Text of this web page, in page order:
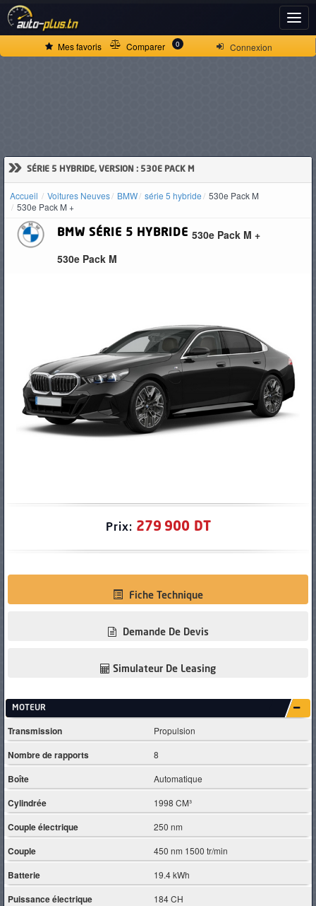
Connexion
Mes favoris Comparer 0
» SÉRIE 5 HYBRIDE, VERSION : 530E PACK M
Accueil Voitures Neuves BMW série 5 hybride
530e Pack M
530e Pack M +
BMW SÉRIE 5 HYBRIDE 530e Pack M +
530e Pack M
Prix: 279 900 DT
Fiche Technique
Demande De Devis
Simulateur De Leasing
MOTEUR
Transmission Propulsion
Nombre de rapports 8
Boîte Automatique
Cylindrée 1998 CM³
Couple électrique 250 nm
Couple 450 nm 1500 tr/min
Batterie 19.4 kWh
Puissance électrique 184 CH
ACCUEIL
VOITURES
D'OCCASION